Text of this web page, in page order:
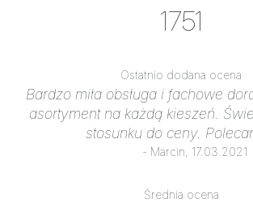
1751
Ostatnio dodana ocena
Bardzo miła obsługa i fachowe
asortyment na każdą kieszeń.
stosunku do ceny.
- Marcin, 17.03.2021
Średnia ocena